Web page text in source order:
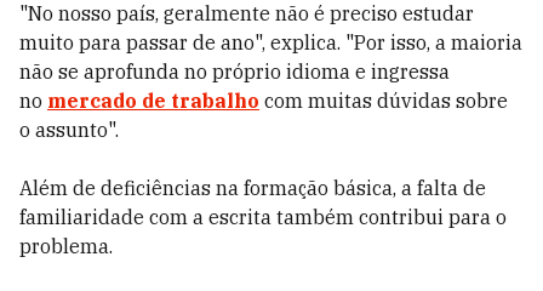
"No nosso país, geralmente não é preciso estudar
muito para passar de ano", explica. "Por isso, a maioria
não se aprofunda no próprio idioma e ingressa
no mercado de trabalho com muitas dúvidas sobre
o assunto".
Além de deficiências na formação básica, a falta de
familiaridade com a escrita também contribui para o
problema.